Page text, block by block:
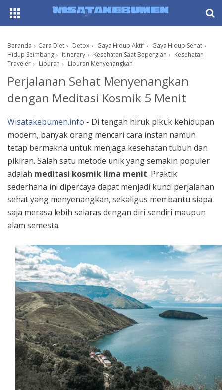
Beranda Cara Diet Detox Gaya Hidup Aktif
Gaya Hidup Sehat
Hidup Seimbang
Itinerary Kesehatan Saat Bepergian
Kesehatan
Traveler
Liburan Liburan Menyenangkan
Perjalanan Sehat Menyenangkan
dengan Meditasi Kosmik 5 Menit
Wisatakebumen.info - Di tengah hiruk pikuk kehidupan
modern, banyak orang mencari cara instan namun
tetap bermakna untuk menjaga kesehatan tubuh dan
pikiran. Salah satu metode unik yang semakin populer
adalah meditasi kosmik lima menit. Praktik
sederhana ini dipercaya dapat menjadi kunci perjalanan
sehat yang menyenangkan, sekaligus membantu siapa
saja merasa lebih selaras dengan diri sendiri maupun
alam semesta.